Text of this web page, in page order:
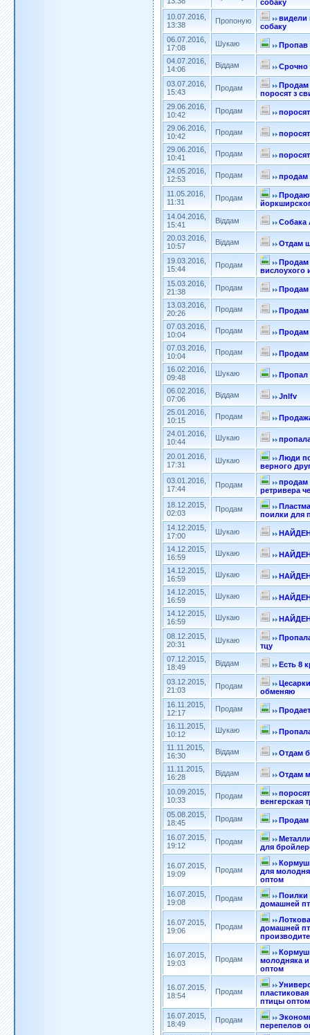
собаку
10.07.2016,
13:38
Пропоную
видели
собаку
06.07.2016,
17:08
Шукаю
Пропав
04.07.2016,
14:06
Віддам Срочно
03.07.2016,
15:43
Продам
Продам
поросят з
29.06.2016,
10:42
Продам
29.06.2016,
10:42
Продам
29.06.2016,
10:41
Продам
24.05.2016,
12:53
Продам продам
11.05.2016,
11:31
Продам
14.04.2016,
15:41
Віддам
Собака
20.03.2016,
10:57
Віддам Отдам
19.03.2016,
15:44
Продам
Продам
вислоухого
15.03.2016,
21:38
Продам
Продам
13.03.2016,
20:26
Продам
Продам
07.03.2016,
10:04
Продам
Продам
07.03.2016,
10:04
Продам
Продам
16.02.2016,
09:48
Шукаю
Пропал
06.02.2016,
07:06
Віддам
Jnlfv
25.01.2016,
10:15
Продам
24.01.2016,
10:44
Шукаю
20.01.2016,
17:31
Шукаю
Люди
верного
03.01.2016,
17:44
Продам
продам
ретривера
18.12.2015,
02:03
Продам
поилки для
14.12.2015,
17:00
Шукаю
НАЙДЕН
14.12.2015,
16:59
Шукаю
НАЙДЕН
14.12.2015,
16:59
Шукаю
НАЙДЕН
14.12.2015,
16:59
Шукаю
НАЙДЕН
14.12.2015,
16:59
Шукаю НАЙДЕН
08.12.2015,
20:31
Шукаю
тцу
07.12.2015,
18:49
Віддам Есть 8
03.12.2015,
21:03
Продам
обменяю
16.11.2015,
12:17
Продам
16.11.2015,
10:12
Шукаю
11.11.2015,
16:30
Віддам
Отдам
11.11.2015,
16:28
Віддам Отдам
10.09.2015,
10:33
Продам
венгерская
05.08.2015,
18:45
Продам Продам
16.07.2015,
19:12
Продам
для
16.07.2015,
19:09
Продам
для
оптом
16.07.2015,
19:08
Продам
Поилки
домашней
16.07.2015,
19:06
Продам
домашней
16.07.2015,
19:03
Продам
молодняка
оптом
16.07.2015,
18:54
Продам
птицы оптом
16.07.2015,
18:49
Продам
перепелов